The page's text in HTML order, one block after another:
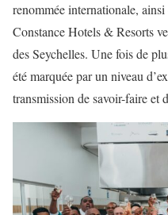
renommée internationale,
Constance Hotels & Resorts
des Seychelles. Une fois de
été marquée par un niveau
transmission de savoir-faire et